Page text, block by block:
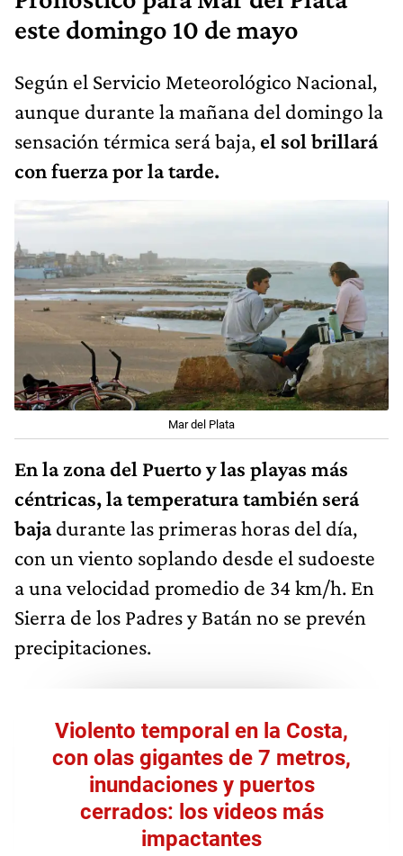
este domingo 10 de mayo
Según el Servicio Meteorológico Nacional,
aunque durante la mañana del domingo la
sensación térmica será baja, el sol brillará
con fuerza por la tarde.
Mar del Plata
En la zona del Puerto y las playas más
céntricas, la temperatura también será
bajadurante las primeras horas del día,
con un viento soplando desde el sudoeste
a una velocidad promedio de 34 km/h. En
Sierra de los Padres y Batán no se prevén
precipitaciones.
Violento temporal en la Costa,
con olas gigantes de 7 metros,
inundaciones y puertos
cerrados: los videos más
impactantes